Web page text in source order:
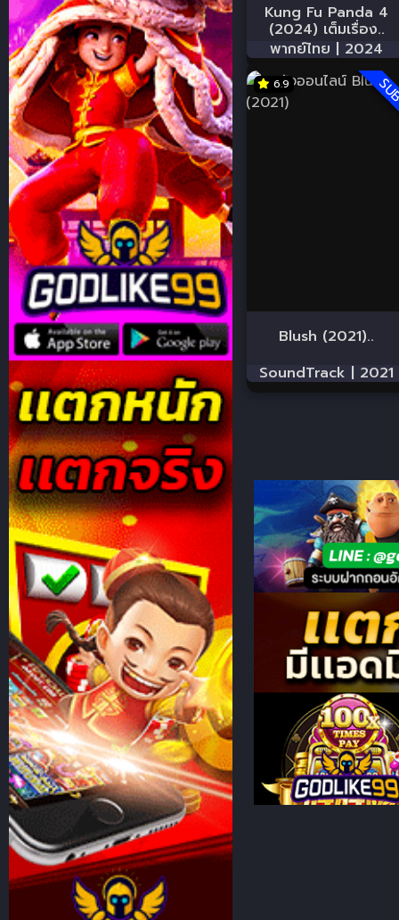
Kung Fu Panda 4
(2024) เต็มเรื่อง..
พากย์ไทย | 2024
6.9
Blush (2021)..
SoundTrack | 2021